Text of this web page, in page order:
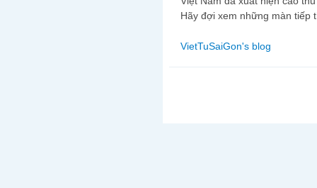
Hãy đợi xem những màn tiếp
VietTuSaiGon's blog